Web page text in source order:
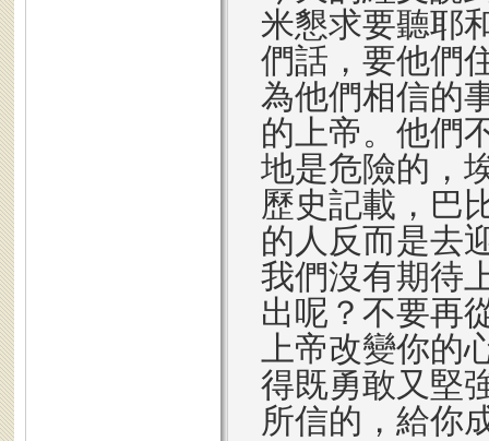
米懇求要聽耶
們話，要他們
為他們相信的
的上帝。他們
地是危險的，
歷史記載，巴
的人反而是去
我們沒有期待
出呢？不要再
上帝改變你的
得既勇敢又堅
所信的，給你